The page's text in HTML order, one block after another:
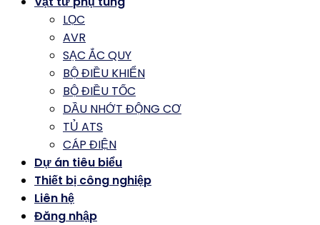
LỌC
AVR
SẠC ẮC QUY
BỘ ĐIỀU KHIỂN
BỘ ĐIỀU TỐC
DẦU NHỚT ĐỘNG CƠ
TỦ ATS
CÁP ĐIỆN
Dự án tiêu biểu
Thiết bị công nghiệp
Liên hệ
Đăng nhập